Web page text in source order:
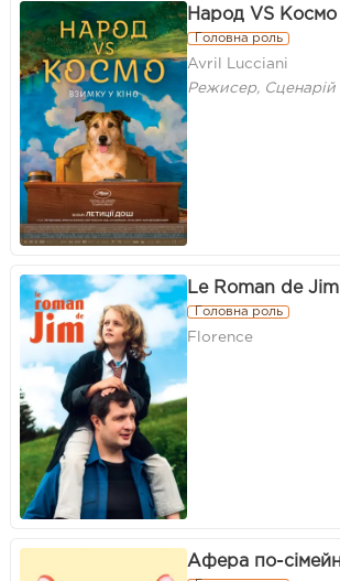
Народ VS Космо
Головна роль
Avril Lucciani
Режисер, Сценарій
Le Roman de Jim
Головна роль
Florence
Афера по-